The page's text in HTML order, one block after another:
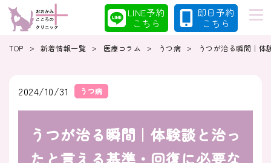
LINE予約
こちら
即日予約
こちら
初めての方へ
TOP > 新着情報一覧 > 医療コラム > うつ病 > うつが治る瞬間｜体
2024/10/31 うつ病
うつが治る瞬間｜体験談と治っ
たと言える基準・回復に必要な